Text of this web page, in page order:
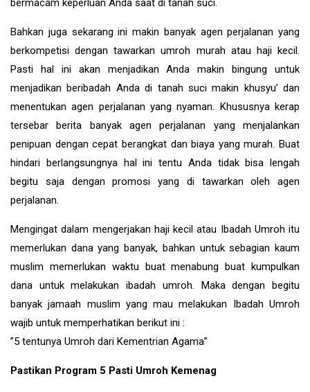
Bahkan juga sekarang ini makin banyak agen perjalanan yang
berkompetisi dengan tawarkan umroh murah atau haji kecil.
Pasti hal ini akan menjadikan Anda makin bingung untuk
menjadikan beribadah Anda di tanah suci makin khusyu’ dan
menentukan agen perjalanan yang nyaman. Khususnya kerap
tersebar berita banyak agen perjalanan yang menjalankan
penipuan dengan cepat berangkat dan biaya yang murah. Buat
hindari berlangsungnya hal ini tentu Anda tidak bisa lengah
begitu saja dengan promosi yang di tawarkan oleh agen
perjalanan.
Mengingat dalam mengerjakan haji kecil atau Ibadah Umroh itu
memerlukan dana yang banyak, bahkan untuk sebagian kaum
muslim memerlukan waktu buat menabung buat kumpulkan
dana untuk melakukan ibadah umroh. Maka dengan begitu
banyak jamaah muslim yang mau melakukan Ibadah Umroh
wajib untuk memperhatikan berikut ini :
”5 tentunya Umroh dari Kementrian Agama”
Pastikan Program 5 Pasti Umroh Kemenag